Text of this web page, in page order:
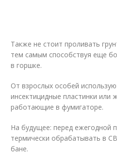
Также не стоит проливать
тем самым способствуя еще
в горшке.
От взрослых особей
инсектицидные пластинки или
работающие в фумигаторе.
На будущее: перед ежегодной
термически обрабатывать в
бане.